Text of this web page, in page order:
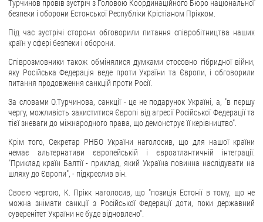
Drone Deals
Фотогалерея
Відеогалерея
ЗВЕРНЕННЯ ГРОМАДЯН
Електронне звернення
Організація доступу до публічної інформації
Запит на отримання публічної інформації
Облік публічної інформації
Питання запобігання корупції
Турчинов провів зустріч з Головою Координаційного Бюро національної
безпеки і оборони Естонської Республіки Крістіаном Прікком.
Під час зустрічі сторони обговорили питання співробітництва наших
країн у сфері безпеки і оборони.
Співрозмовники також обмінялися думками стосовно гібридної війни,
яку Російська Федерація веде проти України та Європи, і обговорили
питання продовження санкцій проти Росії.
За словами О.Турчинова, санкції - це не подарунок Україні, а, "в першу
чергу, можливість захиститися Європі від агресії Російської Федерації та
тієї зневаги до міжнародного права, що демонструє її керівництво".
Крім того, Секретар РНБО України наголосив, що для нашої країни
немає альтернативи європейській і євроатлантичній інтеграції.
"Приклад країн Балтії - приклад, який Україна повинна наслідувати на
шляху до Європи", - підкреслив він.
Своєю чергою, К. Прікк наголосив, що "позиція Естонії в тому, що не
можна знімати санкції з Російської Федерації доти, поки державний
суверенітет України не буде відновлено".